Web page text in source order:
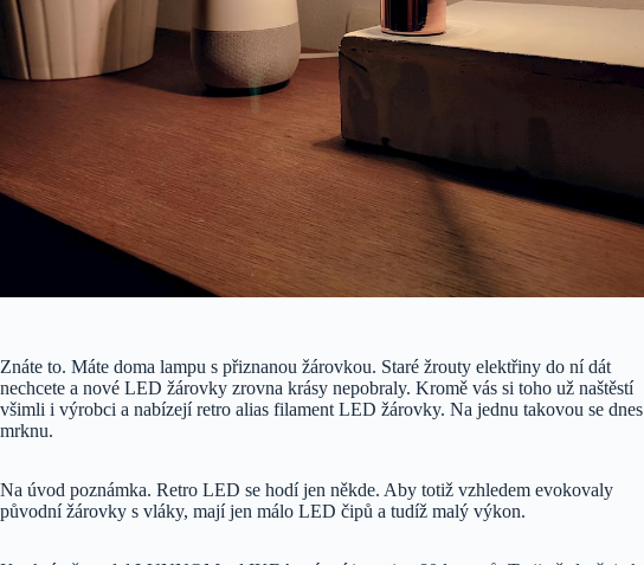
Znáte to. Máte doma lampu s přiznanou žárovkou. Staré žrouty elektřiny do ní dát
nechcete a nové LED žárovky zrovna krásy nepobraly. Kromě vás si toho už naštěstí
všimli i výrobci a nabízejí retro alias filament LED žárovky. Na jednu takovou se dnes
mrknu.
Na úvod poznámka. Retro LED se hodí jen někde. Aby totiž vzhledem evokovaly
původní žárovky s vláky, mají jen málo LED čipů a tudíž malý výkon.